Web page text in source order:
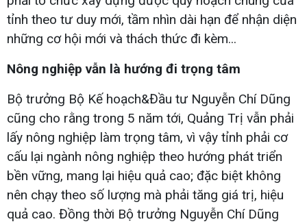
tỉnh theo tư duy mới, tầm nhìn dài hạn để nhận diện
những cơ hội mới và thách thức đi kèm...
Nông nghiệp vẫn là hướng đi trọng tâm
Bộ trưởng Bộ Kế hoạch&Đầu tư Nguyễn Chí Dũng
cũng cho rằng trong 5 năm tới, Quảng Trị vẫn phải
lấy nông nghiệp làm trọng tâm, vì vậy tỉnh phải cơ
cấu lại ngành nông nghiệp theo hướng phát triển
bền vững, mang lại hiệu quả cao; đặc biệt không
nên chạy theo số lượng mà phải tăng giá trị, hiệu
quả cao. Đồng thời Bộ trưởng Nguyễn Chí Dũng